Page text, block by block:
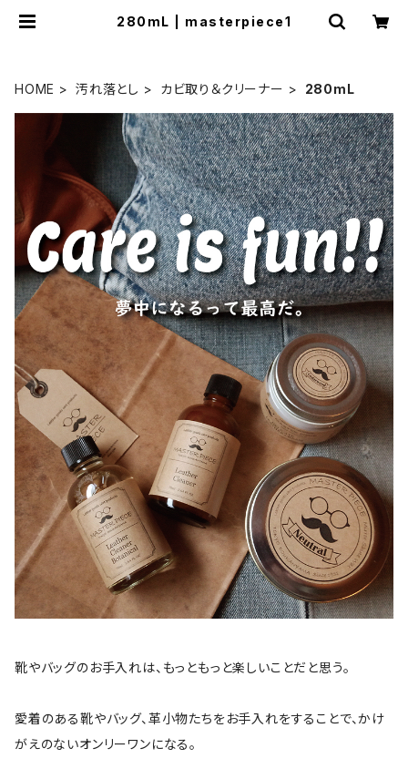
280mL | masterpiece1
HOME 汚れ落とし カビ取り＆クリーナー 280mL
靴やバッグのお手入れは、もっともっと楽しいことだと思う。
愛着のある靴やバッグ、革小物たちをお手入れをすることで、かけ
がえのないオンリーワンになる。